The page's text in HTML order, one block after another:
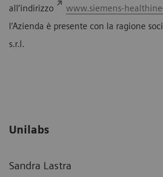
all’indirizzo
www.siemens-
l’Azienda è presente con la ragione
s.r.l.
Unilabs
Sandra Lastra